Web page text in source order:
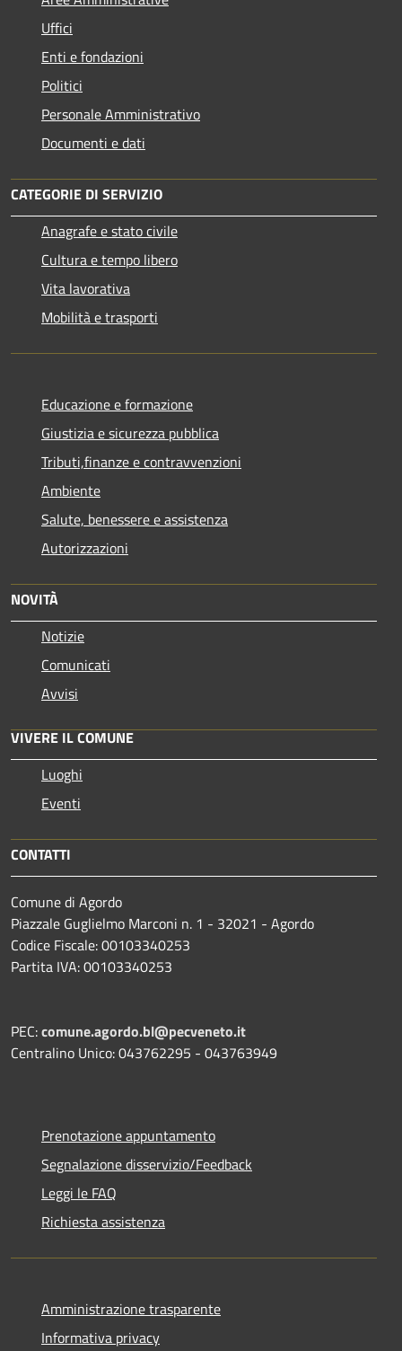
Uffici
Enti e fondazioni
Politici
Personale Amministrativo
Documenti e dati
CATEGORIE DI SERVIZIO
Anagrafe e stato civile
Cultura e tempo libero
Vita lavorativa
Mobilità e trasporti
Educazione e formazione
Giustizia e sicurezza pubblica
Tributi,finanze e contravvenzioni
Ambiente
Salute, benessere e assistenza
Autorizzazioni
NOVITÀ
Notizie
Comunicati
Avvisi
VIVERE IL COMUNE
Luoghi
Eventi
CONTATTI
Comune di Agordo
Piazzale Guglielmo Marconi n. 1 - 32021 - Agordo
Codice Fiscale: 00103340253
Partita IVA: 00103340253
PEC:comune.agordo.bl@pecveneto.it
Centralino Unico: 043762295 - 043763949
Prenotazione appuntamento
Segnalazione disservizio/Feedback
Leggi le FAQ
Richiesta assistenza
Amministrazione trasparente
Informativa privacy